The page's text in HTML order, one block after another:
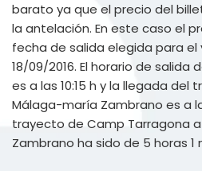
barato ya que el precio del
la antelación. En este caso el
fecha de salida elegida para el
18/09/2016. El horario de
es a las 10:15 h y la llegada del
Málaga-maría Zambrano es a
trayecto de Camp Tarragona
Zambrano ha sido de 5 horas 1